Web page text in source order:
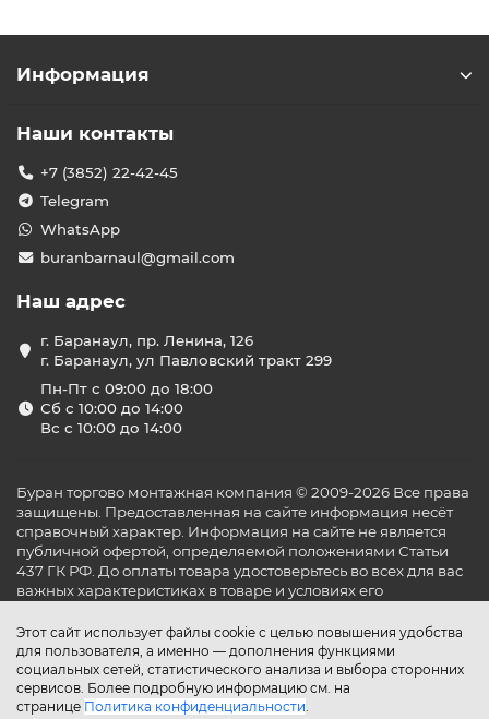
Этот сайт использует файлы cookie с целью повышения удобства
для пользователя, а именно — дополнения функциями
социальных сетей, статистического анализа и выбора сторонних
сервисов. Более подробную информацию см. на
странице Политика конфиденциальности.
Информация
Наши контакты
+7 (3852) 22-42-45
Telegram
WhatsApp
buranbarnaul@gmail.com
Наш адрес
г. Баранаул, пр. Ленина, 126
г. Баранаул, ул Павловский тракт 299
Пн-Пт с 09:00 до 18:00
Сб с 10:00 до 14:00
Вс с 10:00 до 14:00
Буран торгово монтажная компания © 2009-2026 Все права
защищены. Предоставленная на сайте информация несёт
справочный характер. Информация на сайте не является
публичной офертой, определяемой положениями Статьи
437 ГК РФ. До оплаты товара удостоверьтесь во всех для вас
важных характеристиках в товаре и условиях его